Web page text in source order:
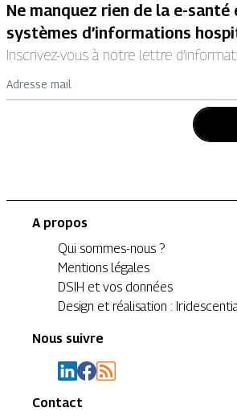
Ne manquez rien de la e-santé
systèmes d’informations
Inscrivez-vous à notre lettre
Adresse mail
A propos
Qui sommes-nous ?
Mentions légales
DSIH et vos données
Design et réalisation :
Nous suivre
Contact